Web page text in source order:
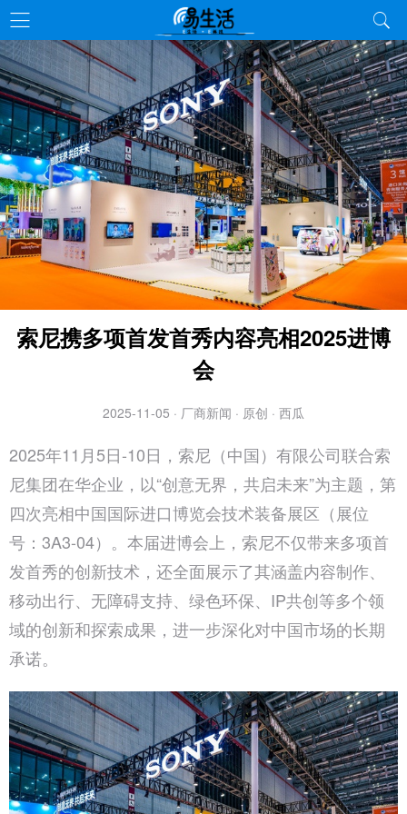
索尼携多项首发首秀内容亮相2025进博
会
2025-11-05 · 厂商新闻 · 原创 · 西瓜
2025年11月5日-10日，索尼（中国）有限公司联合索
尼集团在华企业，以“创意无界，共启未来”为主题，第
四次亮相中国国际进口博览会技术装备展区（展位
号：3A3-04）。本届进博会上，索尼不仅带来多项首
发首秀的创新技术，还全面展示了其涵盖内容制作、
移动出行、无障碍支持、绿色环保、IP共创等多个领
域的创新和探索成果，进一步深化对中国市场的长期
承诺。